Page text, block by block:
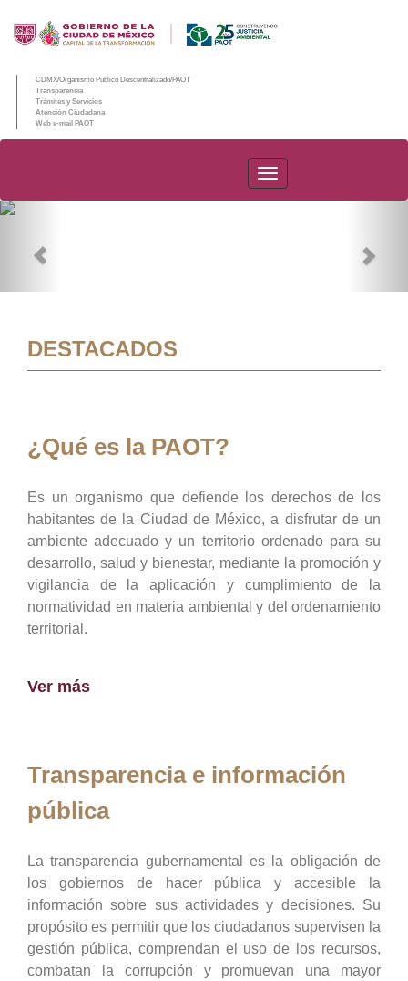
CDMX/Organismo Público Descentralizado/PAOT
Transparencia
Trámites y Servicios
Atención Ciudadana
Web e-mail PAOT
PAOT
DESTACADOS
¿Qué es la PAOT?
Es un organismo que defiende los derechos de los
habitantes de la Ciudad de México, a disfrutar de un
ambiente adecuado y un territorio ordenado para su
desarrollo, salud y bienestar, mediante la promoción y
vigilancia de la aplicación y cumplimiento de la
normatividad en materia ambiental y del ordenamiento
territorial.
Ver más
Transparencia e información
pública
La transparencia gubernamental es la obligación de
los gobiernos de hacer pública y accesible la
información sobre sus actividades y decisiones. Su
propósito es permitir que los ciudadanos supervisen la
gestión pública, comprendan el uso de los recursos,
combatan la corrupción y promuevan una mayor